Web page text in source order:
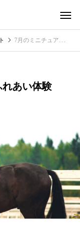
7月のミニチュアホースとのふれあい体験
あい体験